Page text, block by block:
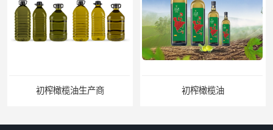
初榨橄榄油生产商 初榨橄榄油